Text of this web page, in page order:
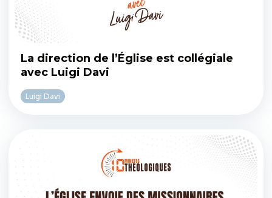
La direction de l’Église est collégiale
avec Luigi Davi
Luigi Davi